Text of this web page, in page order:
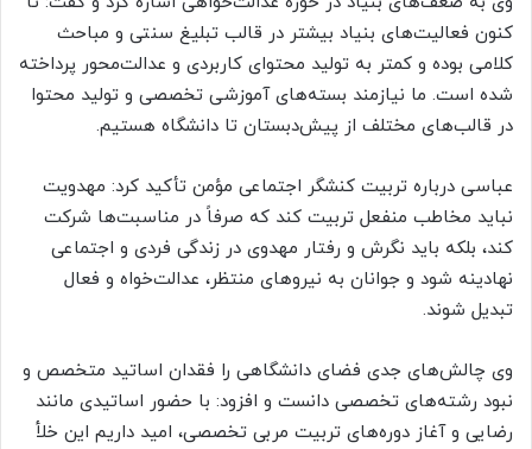
کنون فعالیت‌های بنیاد بیشتر در قالب تبلیغ سنتی و مباحث
کلامی بوده و کمتر به تولید محتوای کاربردی و عدالت‌محور پرداخته
شده است. ما نیازمند بسته‌های آموزشی تخصصی و تولید محتوا
در قالب‌های مختلف از پیش‌دبستان تا دانشگاه هستیم.
عباسی درباره تربیت کنشگر اجتماعی مؤمن تأکید کرد: مهدویت
نباید مخاطب منفعل تربیت کند که صرفاً در مناسبت‌ها شرکت
کند، بلکه باید نگرش و رفتار مهدوی در زندگی فردی و اجتماعی
نهادینه شود و جوانان به نیروهای منتظر، عدالت‌خواه و فعال
تبدیل شوند.
وی چالش‌های جدی فضای دانشگاهی را فقدان اساتید متخصص و
نبود رشته‌های تخصصی دانست و افزود: با حضور اساتیدی مانند
رضایی و آغاز دوره‌های تربیت مربی تخصصی، امید داریم این خلأ